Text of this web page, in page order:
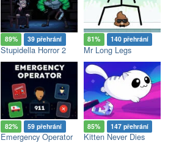
89% 39 přehrání
Stupidella Horror 2
81% 140 přehrání
Mr Long Legs
82% 59 přehrání
Emergency Operator
85% 147 přehrání
Kitten Never Dies